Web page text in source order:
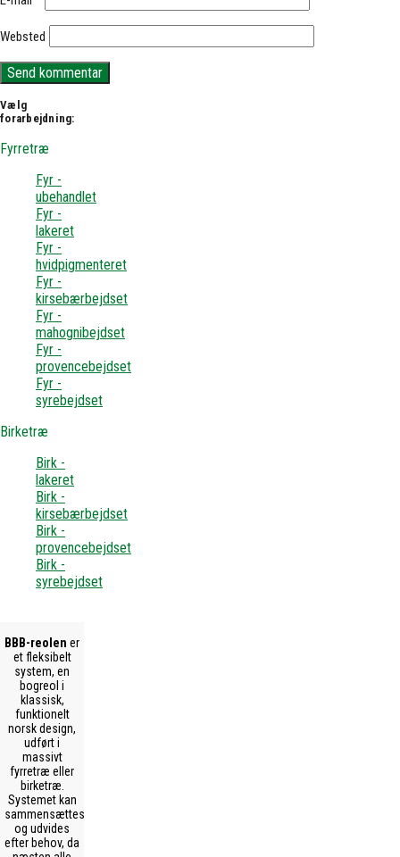
Websted
Vælg
forarbejdning:
Fyrretræ
Fyr -
ubehandlet
Fyr -
lakeret
Fyr -
hvidpigmenteret
Fyr -
kirsebærbejdset
Fyr -
mahognibejdset
Fyr -
provencebejdset
Fyr -
syrebejdset
Birketræ
Birk -
lakeret
Birk -
kirsebærbejdset
Birk -
provencebejdset
Birk -
syrebejdset
BBB-reolen er
et fleksibelt
system, en
bogreol i
klassisk,
funktionelt
norsk design,
udført i
massivt
fyrretræ eller
birketræ.
Systemet kan
sammensættes
og udvides
efter behov, da